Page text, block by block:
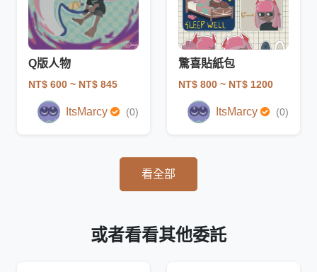
Q版人物
NT$ 600 ~ NT$ 845
ItsMarcy (0)
驚喜貼紙包
NT$ 800 ~ NT$ 1200
ItsMarcy (0)
看全部
或者看看其他委託